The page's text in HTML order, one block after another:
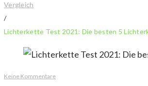
Vergleich
/
Lichterkette Test 2021: Die besten 5
Keine Kommentare